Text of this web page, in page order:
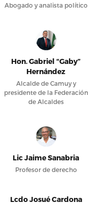
Abogado y analista político
Hon. Gabriel “Gaby”
Hernández
Alcalde de Camuy y
presidente de la Federación
de Alcaldes
Lic Jaime Sanabria
Profesor de derecho
Lcdo Josué Cardona